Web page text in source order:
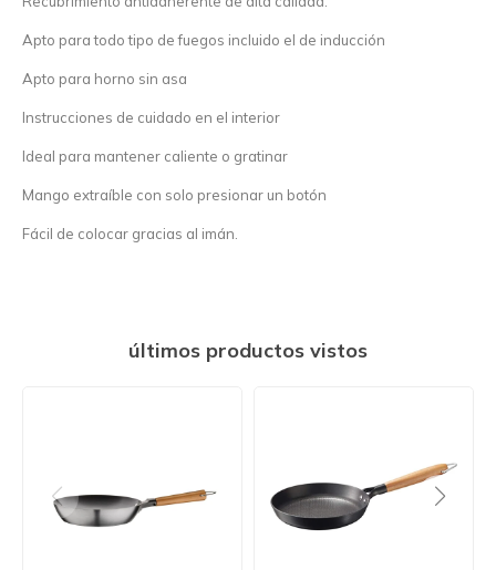
Apto para todo tipo de fuegos incluido el de inducción
Apto para horno sin asa
Instrucciones de cuidado en el interior
Ideal para mantener caliente o gratinar
Mango extraíble con solo presionar un botón
Fácil de colocar gracias al imán.
últimos productos vistos